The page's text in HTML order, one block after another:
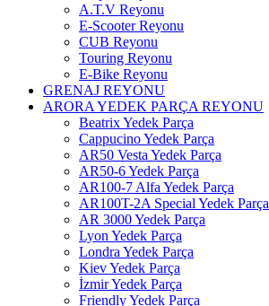
A.T.V Reyonu
E-Scooter Reyonu
CUB Reyonu
Touring Reyonu
E-Bike Reyonu
GRENAJ REYONU
ARORA YEDEK PARÇA REYONU
Beatrix Yedek Parça
Cappucino Yedek Parça
AR50 Vesta Yedek Parça
AR50-6 Yedek Parça
AR100-7 Alfa Yedek Parça
AR100T-2A Special Yedek Parça
AR 3000 Yedek Parça
Lyon Yedek Parça
Londra Yedek Parça
Kiev Yedek Parça
İzmir Yedek Parça
Friendly Yedek Parça